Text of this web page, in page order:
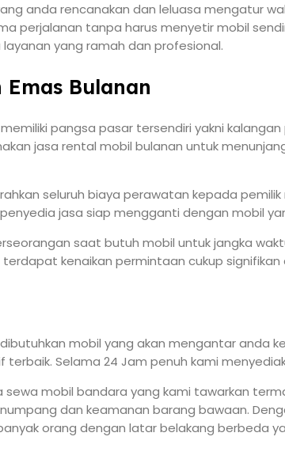
anda rencanakan dan leluasa mengatur
perjalanan tanpa harus menyetir mobil
yang ramah dan profesional.
Bulanan
pangsa pasar tersendiri yakni
jasa rental mobil bulanan untuk
seluruh biaya perawatan kepada
jasa siap mengganti dengan mobil
saat butuh mobil untuk jangka
kenaikan permintaan cukup signifikan
mobil yang akan mengantar anda
Selama 24 Jam penuh kami
mobil bandara yang kami tawarkan
dan keamanan barang bawaan.
orang dengan latar belakang berbeda